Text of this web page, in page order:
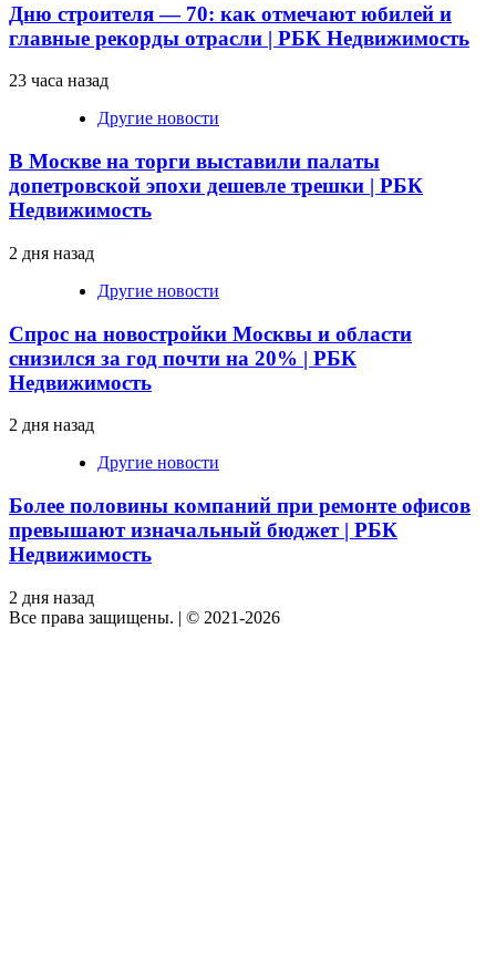
Дню строителя — 70: как отмечают юбилей и
главные рекорды отрасли | РБК Недвижимость
23 часа назад
Другие новости
В Москве на торги выставили палаты
допетровской эпохи дешевле трешки | РБК
Недвижимость
2 дня назад
Другие новости
Спрос на новостройки Москвы и области
снизился за год почти на 20% | РБК
Недвижимость
2 дня назад
Другие новости
Более половины компаний при ремонте офисов
превышают изначальный бюджет | РБК
Недвижимость
2 дня назад
Все права защищены. | © 2021-2026